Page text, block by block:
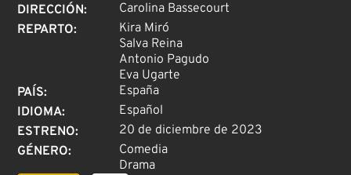
DIRECCIÓN:
Carolina Bassecourt
REPARTO:
Kira Miró
Salva Reina
Antonio Pagudo
Eva Ugarte
PAÍS:
España
IDIOMA:
Español
ESTRENO:
20 de diciembre de 2023
GÉNERO:
Comedia
Drama